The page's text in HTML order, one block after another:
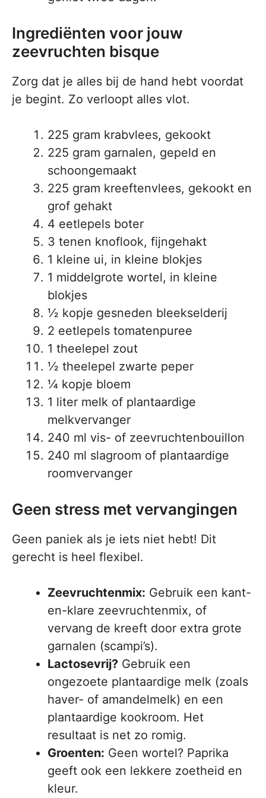
Ingrediënten voor jouw
zeevruchten bisque
Zorg dat je alles bij de hand hebt voordat
je begint. Zo verloopt alles vlot.
225 gram krabvlees, gekookt
225 gram garnalen, gepeld en
schoongemaakt
225 gram kreeftenvlees, gekookt en
grof gehakt
4 eetlepels boter
3 tenen knoflook, fijngehakt
1 kleine ui, in kleine blokjes
1 middelgrote wortel, in kleine
blokjes
½ kopje gesneden bleekselderij
2 eetlepels tomatenpuree
1 theelepel zout
½ theelepel zwarte peper
¼ kopje bloem
1 liter melk of plantaardige
melkvervanger
240 ml vis- of zeevruchtenbouillon
240 ml slagroom of plantaardige
roomvervanger
Geen stress met vervangingen
Geen paniek als je iets niet hebt! Dit
gerecht is heel flexibel.
Zeevruchtenmix: Gebruik een kant-
en-klare zeevruchtenmix, of
vervang de kreeft door extra grote
garnalen (scampi’s).
Lactosevrij? Gebruik een
ongezoete plantaardige melk (zoals
haver- of amandelmelk) en een
plantaardige kookroom. Het
resultaat is net zo romig.
Groenten: Geen wortel? Paprika
geeft ook een lekkere zoetheid en
kleur.